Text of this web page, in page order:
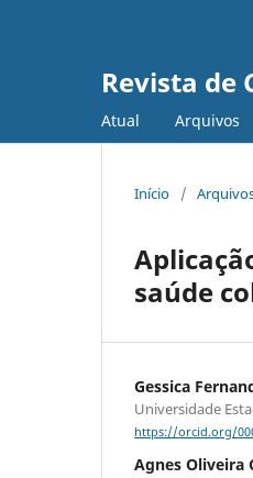
Revista de
Atual Arquivos
Início /
saúde
Gessica
Universidade
https://orcid.org/
Agnes Oliveira